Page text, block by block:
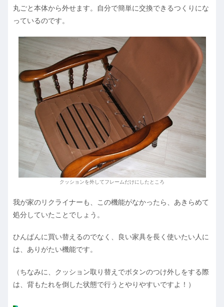
丸ごと本体から外せます。自分で簡単に交換できるつくりにな
っているのです。
クッションを外してフレームだけにしたところ
我が家のリクライナーも、この機能がなかったら、あきらめて
処分していたことでしょう。
ひんぱんに買い替えるのでなく、良い家具を長く使いたい人に
は、ありがたい機能です。
（ちなみに、クッション取り替えでボタンのつけ外しをする際
は、背もたれを倒した状態で行うとやりやすいですよ！）